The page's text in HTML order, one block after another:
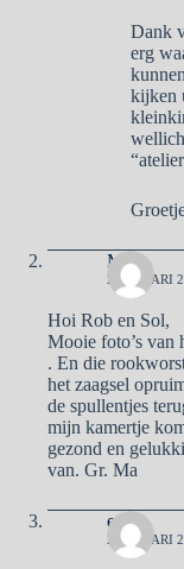
Dank
erg
kijken
Ma
2 JANUARI
Hoi Rob en Sol,
Mooie foto’s van
. En die
het zaagsel
de spullentjes
mijn kamertje
gezond en
van. Gr. Ma
erik
2 JANUARI